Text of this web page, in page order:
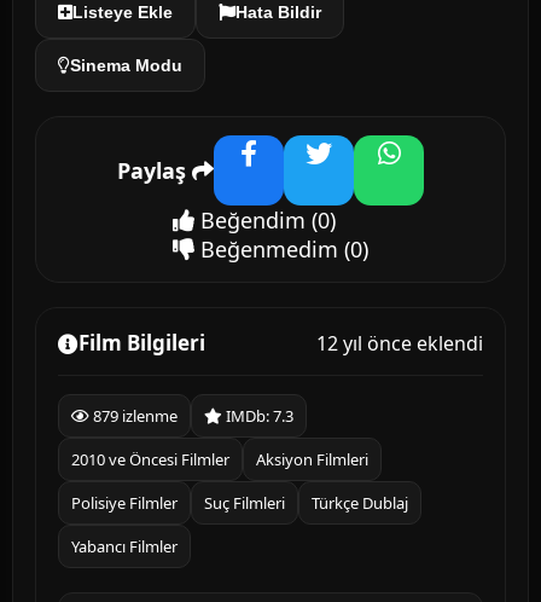
Listeye Ekle Hata Bildir
Sinema Modu
Paylaş FacebookTwitterWhatsApp
Beğendim (0)
Beğenmedim (0)
Film Bilgileri 12 yıl önce eklendi
879 izlenme
IMDb: 7.3
2010 ve Öncesi Filmler
Aksiyon Filmleri
Polisiye Filmler
Suç Filmleri
Türkçe Dublaj
Yabancı Filmler